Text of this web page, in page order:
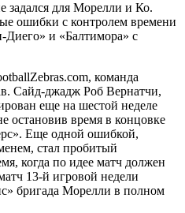
задался для Морелли и Ко.
ошибки с контролем времени
Диего» и «Балтимора» с
команда
Сайд-джадж Роб Вернатчи,
еще на шестой неделе
остановив время в концовке
Еще одной ошибкой,
стал пробитый
когда по идее матч должен
13-й игровой недели
бригада Морелли в полном